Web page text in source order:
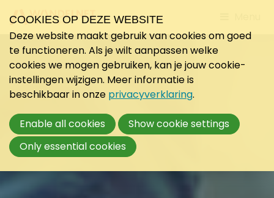
to
COOKIES OP DEZE WEBSITE
Deze website maakt gebruik van cookies om goed
te functioneren. Als je wilt aanpassen welke
cookies we mogen gebruiken, kan je jouw cookie-
instellingen wijzigen. Meer informatie is
beschikbaar in onze privacyverklaring.
Enable all cookies
Show cookie settings
Only essential cookies